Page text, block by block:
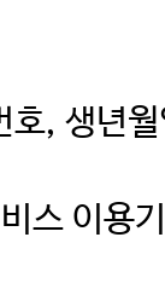
호, 생년
스 이용